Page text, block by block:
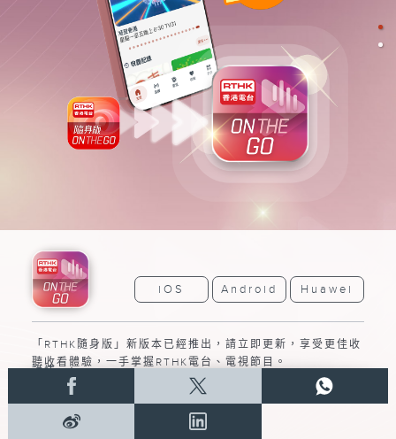
iOS Android Huawei
「RTHK隨身版」新版本已經推出，請立即更新，享受更佳收
聽收看體驗，一手掌握RTHK電台、電視節目。
詳情 ➝